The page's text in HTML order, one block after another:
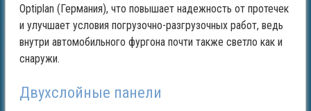
Optiplan (Германия), что повышает надежность от протечек
и улучшает условия погрузочно-разгрузочных работ, ведь
внутри автомобильного фургона почти также светло как и
снаружи.
Двухслойные панели